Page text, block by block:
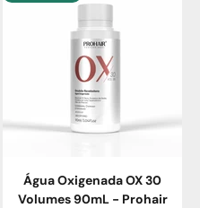
Água Oxigenada OX 30
Volumes 90mL - Prohair